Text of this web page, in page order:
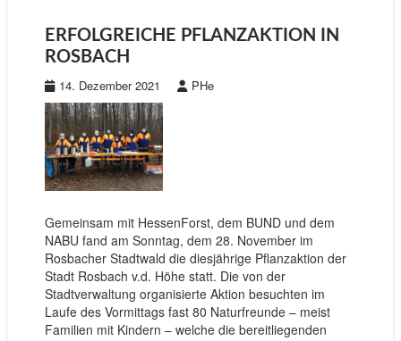
ERFOLGREICHE PFLANZAKTION IN
ROSBACH
14. Dezember 2021 PHe
Gemeinsam mit HessenForst, dem BUND und dem
NABU fand am Sonntag, dem 28. November im
Rosbacher Stadtwald die diesjährige Pflanzaktion der
Stadt Rosbach v.d. Höhe statt. Die von der
Stadtverwaltung organisierte Aktion besuchten im
Laufe des Vormittags fast 80 Naturfreunde – meist
Familien mit Kindern – welche die bereitliegenden